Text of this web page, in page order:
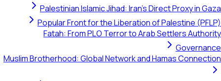
Palestinian Islamic Jihad: Iran's Direct Proxy in Gaza
Popular Front for the Liberation of Palestine (PFLP)
Fatah: From PLO Terror to Arab Settlers Authority
Governance
Muslim Brotherhood: Global Network and Hamas Connection